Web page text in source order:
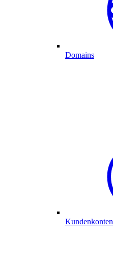
Domains
Kundenkonten